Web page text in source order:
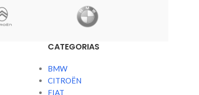
CATEGORIAS
BMW
CITROËN
FIAT